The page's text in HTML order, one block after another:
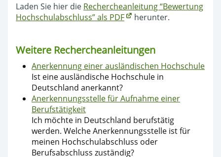
Laden Sie hier die Rechercheanleitung “Bewertung
Hochschulabschluss” als PDF
herunter.
Weitere Rechercheanleitungen
Anerkennung einer ausländischen Hochschule
Ist eine ausländische Hochschule in
Deutschland anerkannt?
Anerkennungsstelle für Aufnahme einer
Berufstätigkeit
Ich möchte in Deutschland berufstätig
werden. Welche Anerkennungsstelle ist für
meinen Hochschulabschluss oder
Berufsabschluss zuständig?